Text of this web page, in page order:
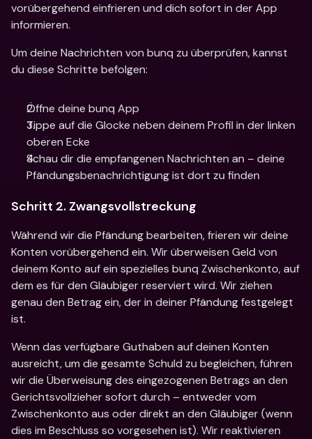
vorübergehend einfrieren und dich sofort in der App
informieren.
Um deine Nachrichten von bunq zu überprüfen, kannst
du diese Schritte befolgen:
Öffne deine bunq App
Tippe auf die Glocke neben deinem Profil in der linken
oberen Ecke
Schau dir die empfangenen Nachrichten an – deine
Pfändungsbenachrichtigung ist dort zu finden
Schritt 2. Zwangsvollstreckung
Während wir die Pfändung bearbeiten, frieren wir deine
Konten vorübergehend ein. Wir überweisen Geld von
deinem Konto auf ein spezielles bunq Zwischenkonto, auf
dem es für den Gläubiger reserviert wird. Wir ziehen
genau den Betrag ein, der in deiner Pfändung festgelegt
ist.
Wenn das verfügbare Guthaben auf deinen Konten
ausreicht, um die gesamte Schuld zu begleichen, führen
wir die Überweisung des eingezogenen Betrags an den
Gerichtsvollzieher sofort durch – entweder vom
Zwischenkonto aus oder direkt an den Gläubiger (wenn
dies im Beschluss so vorgesehen ist). Wir reaktivieren